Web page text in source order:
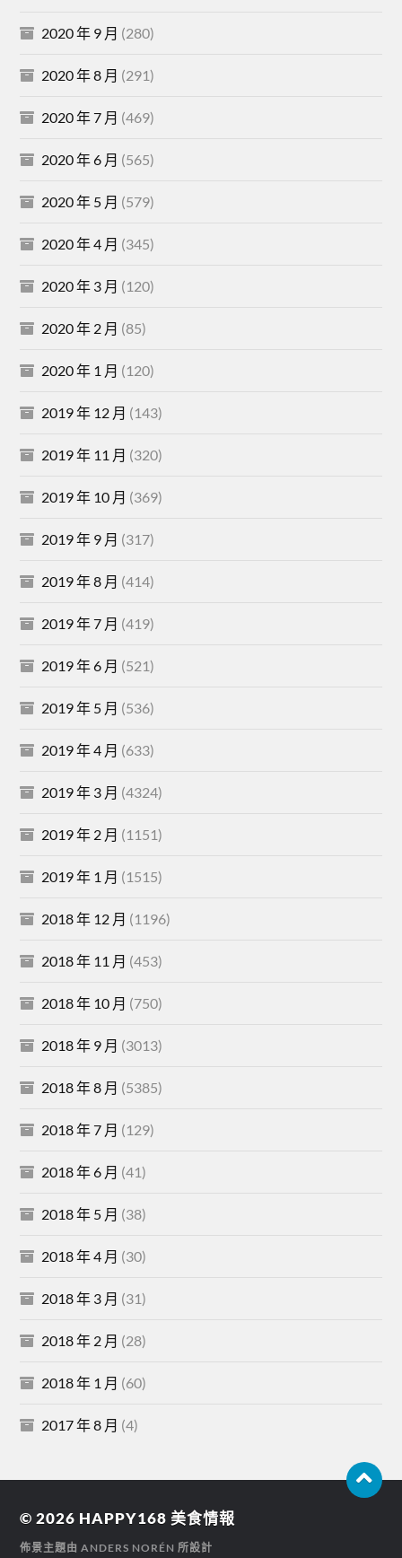
2020 年 9 月 (280)
2020 年 8 月 (291)
2020 年 7 月 (469)
2020 年 6 月 (565)
2020 年 5 月 (579)
2020 年 4 月 (345)
2020 年 3 月 (120)
2020 年 2 月 (85)
2020 年 1 月 (120)
2019 年 12 月 (143)
2019 年 11 月 (320)
2019 年 10 月 (369)
2019 年 9 月 (317)
2019 年 8 月 (414)
2019 年 7 月 (419)
2019 年 6 月 (521)
2019 年 5 月 (536)
2019 年 4 月 (633)
2019 年 3 月 (4324)
2019 年 2 月 (1151)
2019 年 1 月 (1515)
2018 年 12 月 (1196)
2018 年 11 月 (453)
2018 年 10 月 (750)
2018 年 9 月 (3013)
2018 年 8 月 (5385)
2018 年 7 月 (129)
2018 年 6 月 (41)
2018 年 5 月 (38)
2018 年 4 月 (30)
2018 年 3 月 (31)
2018 年 2 月 (28)
2018 年 1 月 (60)
2017 年 8 月 (4)
© 2026 HAPPY168 美食情報
佈景主題由ANDERS NORÉN 所設計